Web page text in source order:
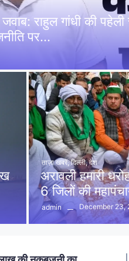
जवाब: राहुल गांधी की
पर…
ताज़ा खबरें, दिल्ली, देश
अरावली हमारी
6 जिलों की
admin December 23,